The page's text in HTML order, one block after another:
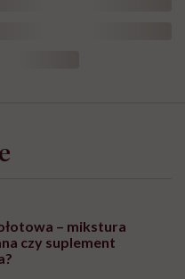
to znacznie